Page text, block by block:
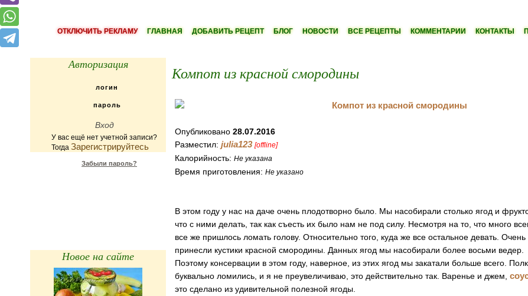
ОТКЛЮЧИТЬ РЕКЛАМУ ГЛАВНАЯ ДОБАВИТЬ РЕЦЕПТ БЛОГ НОВОСТИ ВСЕ РЕЦЕПТЫ КОММЕНТАРИИ КОНТАКТЫ
Авторизация
У вас ещё нет учетной записи?
Тогда Зарегистрируйтесь
Забыли пароль?
Новое на сайте
Компот из красной смородины
Опубликовано 28.07.2016
Разместил: julia123 [offline]
Калорийность: Не указана
Время приготовления: Не указано
В этом году у нас на даче очень плодотворно было. Мы насобирали столько ягод и
что с ними делать, так как съесть их было нам не под силу. Несмотря на то, что много
все же пришлось ломать голову. Относительно того, куда же все остальное девать.
принесли кустики красной смородины. Данных ягод мы насобирали более восьми ведер.
Поэтому консервации в этом году, наверное, из этих ягод мы закатали больше всего.
буквально ломились, и я не преувеличиваю, это действительно так. Варенье и джем,
это сделано из удивительной полезной ягоды.